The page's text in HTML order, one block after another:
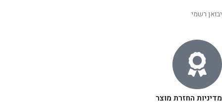
יבואן רשמי
מדיניות החזרת מוצר